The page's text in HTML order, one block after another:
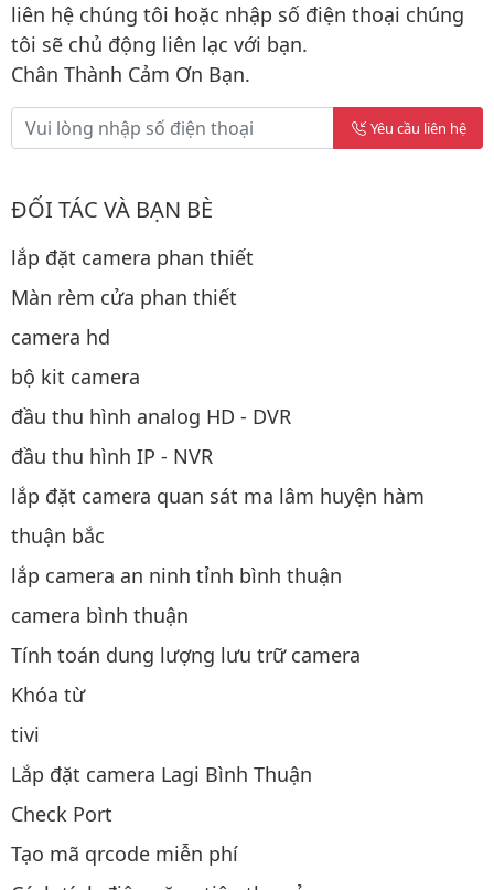
liên hệ chúng tôi hoặc nhập số điện thoại chúng
tôi sẽ chủ động liên lạc với bạn.
Chân Thành Cảm Ơn Bạn.
Yêu cầu liên hệ
ĐỐI TÁC VÀ BẠN BÈ
lắp đặt camera phan thiết
Màn rèm cửa phan thiết
camera hd
bộ kit camera
đầu thu hình analog HD - DVR
đầu thu hình IP - NVR
lắp đặt camera quan sát ma lâm huyện hàm
thuận bắc
lắp camera an ninh tỉnh bình thuận
camera bình thuận
Tính toán dung lượng lưu trữ camera
Khóa từ
tivi
Lắp đặt camera Lagi Bình Thuận
Check Port
Tạo mã qrcode miễn phí